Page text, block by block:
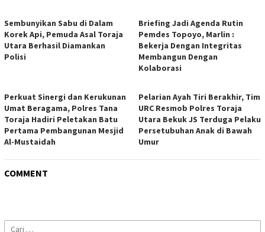
Sembunyikan Sabu di Dalam
Korek Api, Pemuda Asal Toraja
Utara Berhasil Diamankan
Polisi
Briefing Jadi Agenda Rutin
Pemdes Topoyo, Marlin :
Bekerja Dengan Integritas
Membangun Dengan
Kolaborasi
Perkuat Sinergi dan Kerukunan
Umat Beragama, Polres Tana
Toraja Hadiri Peletakan Batu
Pertama Pembangunan Mesjid
Al-Mustaidah
Pelarian Ayah Tiri Berakhir, Tim
URC Resmob Polres Toraja
Utara Bekuk JS Terduga Pelaku
Persetubuhan Anak di Bawah
Umur
COMMENT
Cari